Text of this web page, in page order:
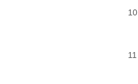
10
11